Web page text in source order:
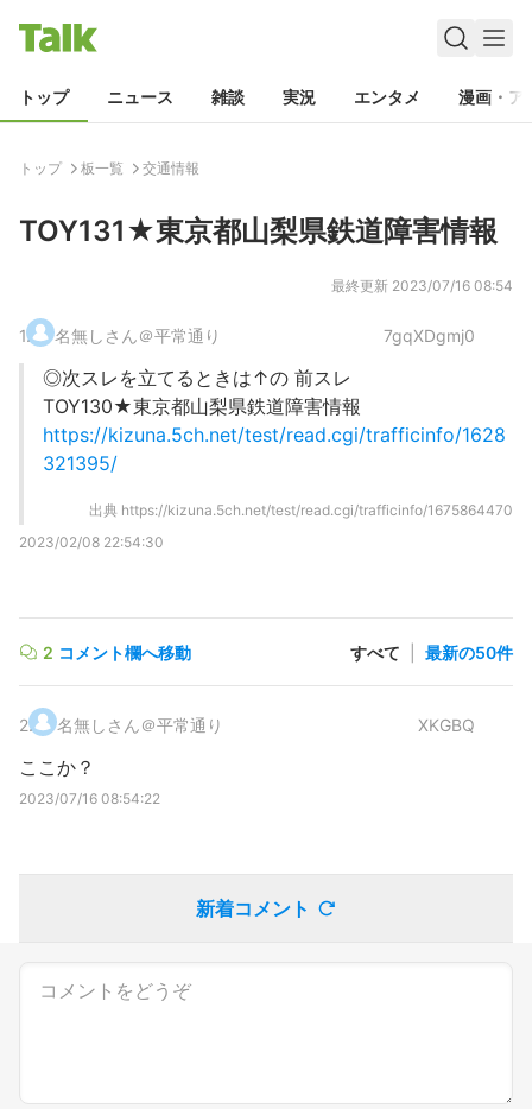
トップ ニュース 雑談 実況 エンタメ 漫画・ア
トップ 板一覧 交通情報
TOY131★東京都山梨県鉄道障害情報
最終更新 2023/07/16 08:54
1. 名無しさん＠平常通り 7gqXDgmj0
◎次スレを立てるときは↑の 前スレ
TOY130★東京都山梨県鉄道障害情報
https://kizuna.5ch.net/test/read.cgi/trafficinfo/1628
321395/
出典 https://kizuna.5ch.net/test/read.cgi/trafficinfo/1675864470
2023/02/08 22:54:30
2 コメント欄へ移動 すべて 最新の50件
2. 名無しさん＠平常通り XKGBQ
ここか？
2023/07/16 08:54:22
新着コメント